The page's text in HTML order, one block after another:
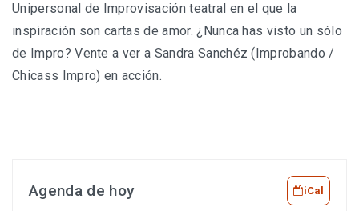
Unipersonal de Improvisación teatral en el que la
inspiración son cartas de amor. ¿Nunca has visto un sólo
de Impro? Vente a ver a Sandra Sanchéz (Improbando /
Chicass Impro) en acción.
Agenda de hoy iCal